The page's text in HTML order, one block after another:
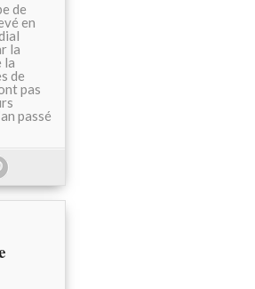
de
en
la
la
de
pas
passé